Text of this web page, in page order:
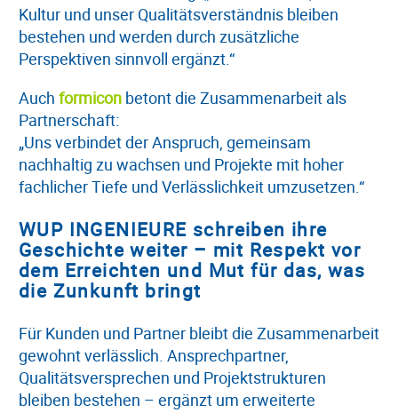
Kultur und unser Qualitätsverständnis bleiben
bestehen und werden durch zusätzliche
Perspektiven sinnvoll ergänzt.“
Auch formicon betont die Zusammenarbeit als
Partnerschaft:
„Uns verbindet der Anspruch, gemeinsam
nachhaltig zu wachsen und Projekte mit hoher
fachlicher Tiefe und Verlässlichkeit umzusetzen.“
WUP INGENIEURE schreiben ihre
Geschichte weiter – mit Respekt vor
dem Erreichten und Mut für das, was
die Zunkunft bringt
Für Kunden und Partner bleibt die Zusammenarbeit
gewohnt verlässlich. Ansprechpartner,
Qualitätsversprechen und Projektstrukturen
bleiben bestehen – ergänzt um erweiterte